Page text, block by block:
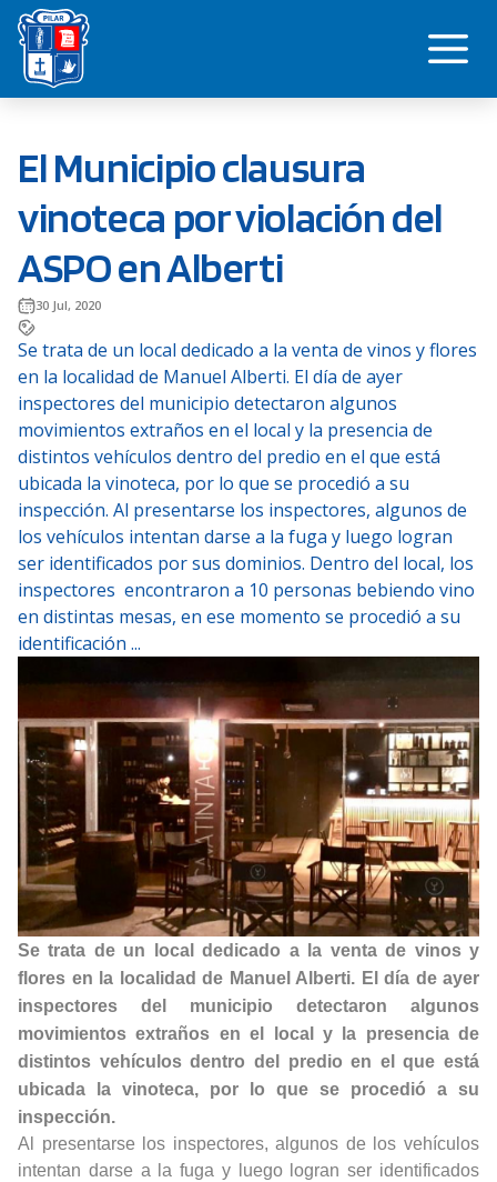
Saltar
contenido
El Municipio clausura
vinoteca por violación del
ASPO en Alberti
30 Jul, 2020
Se trata de un local dedicado a la venta de vinos y flores
en la localidad de Manuel Alberti. El día de ayer
inspectores del municipio detectaron algunos
movimientos extraños en el local y la presencia de
distintos vehículos dentro del predio en el que está
ubicada la vinoteca, por lo que se procedió a su
inspección. Al presentarse los inspectores, algunos de
los vehículos intentan darse a la fuga y luego logran
ser identificados por sus dominios. Dentro del local, los
inspectores encontraron a 10 personas bebiendo vino
en distintas mesas, en ese momento se procedió a su
identificación ...
Se trata de un local dedicado a la venta de vinos y
flores en la localidad de Manuel Alberti. El día de ayer
inspectores del municipio detectaron algunos
movimientos extraños en el local y la presencia de
distintos vehículos dentro del predio en el que está
ubicada la vinoteca, por lo que se procedió a su
inspección.
Al presentarse los inspectores, algunos de los vehículos
intentan darse a la fuga y luego logran ser identificados